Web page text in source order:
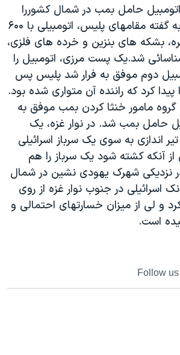
آمریکا ۲۰۲۴
به اسرائیل
آزادی
کادر رهبری ایران
حامل بمب در شمال کشوررا
منهدم کرده است. به گفته مقامهای پليس، اتومبيلی با ۶۰۰
بشکه های بنزين و خرده های فلزی،
شد.يک پست مرزی، اتومبيل را
دوم موفق به فرار شد پليس پس
پيدا کرد که راننده آن متواری شده بود.
گروه مامور خنثا کردن بمب موفق به
حامل بمب شد. در نوار غزه، يک
اندازی به سوی يک سرباز اسرائيلی
آنکه کشته شود يک سرباز را هم
نزديکی شهرک يهودی نشين در شمال
اسرائيلی در جنوب نوار غزه از روی
و لی از ميزان خسارتهای احتمالی و
است.
Follow us